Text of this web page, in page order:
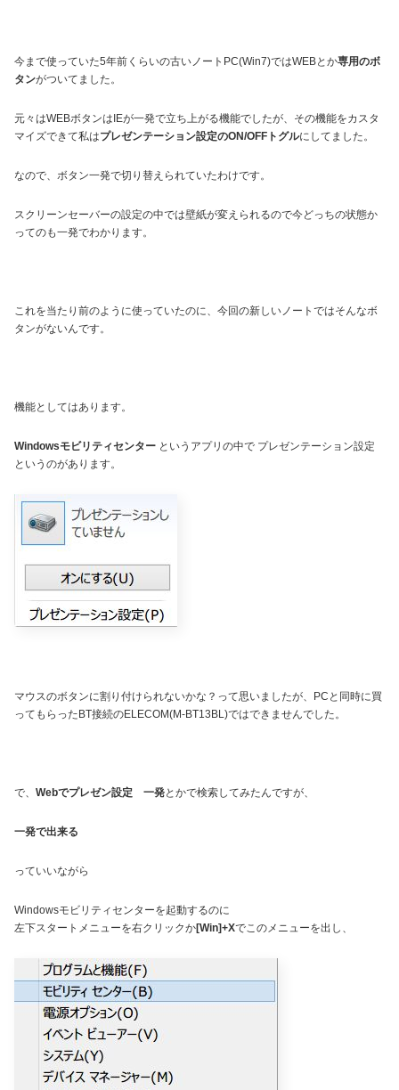
今まで使っていた5年前くらいの古いノートPC(Win7)ではWEBとか専用のボ
タンがついてました。
元々はWEBボタンはIEが一発で立ち上がる機能でしたが、その機能をカスタ
マイズできて私はプレゼンテーション設定のON/OFFトグルにしてました。
なので、ボタン一発で切り替えられていたわけです。
スクリーンセーバーの設定の中では壁紙が変えられるので今どっちの状態か
ってのも一発でわかります。
これを当たり前のように使っていたのに、今回の新しいノートではそんなボ
タンがないんです。
機能としてはあります。
Windowsモビリティセンター というアプリの中で プレゼンテーション設定
というのがあります。
マウスのボタンに割り付けられないかな？って思いましたが、PCと同時に買
ってもらったBT接続のELECOM(M-BT13BL)ではできませんでした。
で、 Webでプレゼン設定 一発とかで検索してみたんですが、
一発で出来る
っていいながら
Windowsモビリティセンターを起動するのに
左下スタートメニューを右クリックか[Win]+Xでこのメニューを出し、